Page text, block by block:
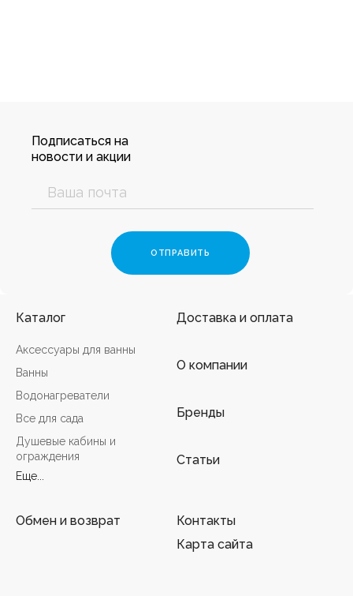
Подписаться на
новости и акции
Каталог
Аксессуары для ванны
Ванны
Водонагреватели
Все для сада
Душевые кабины и
ограждения
Еще...
Доставка и оплата
О компании
Бренды
Статьи
Обмен и возврат
Контакты
Карта сайта